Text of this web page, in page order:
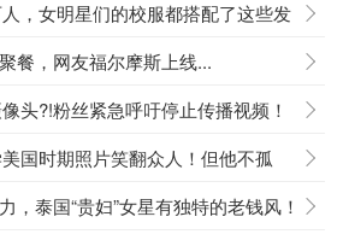
，女明星们的校服都搭配了这些发
餐，网友福尔摩斯上线...
头?!粉丝紧急呼吁停止传播视频！
国时期照片笑翻众人！但他不孤
，泰国“贵妇”女星有独特的老钱风！